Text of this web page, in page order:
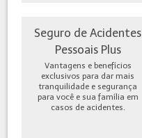
Seguro de Acidentes
Pessoais Plus
Vantagens e benefícios
exclusivos para dar mais
tranquilidade e segurança
para você e sua família em
casos de acidentes.